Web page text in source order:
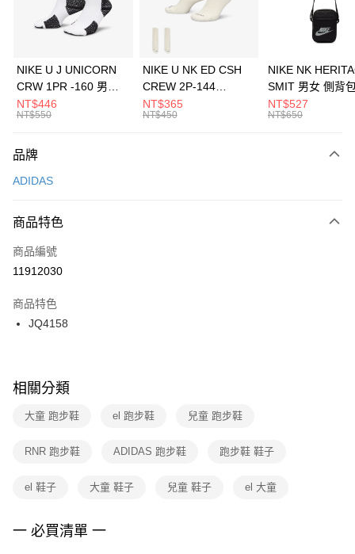
華南商業銀行
彰化商業銀行
上海商業儲蓄銀行
元大商業銀行
台灣樂天信用卡公司
Apple Pay
全盈+PAY
AFTEE先享後付
【關於「AFTEE先享後付」】
便利好安心！
３．安心：先確認商品／服務後，再付款。
【「AFTEE先享後付」結帳流程】
１．於結帳方式選擇「AFTEE先享後付」後，將跳轉至「AFTEE先享後付」
２．訂單成立數日內，您將收到繳費通知簡訊。
３．收到繳費通知簡訊後14天內，點擊此簡訊中的連結，可透過四大超商／
ATM／網路銀行／等多元方式進行付款，方視為交易完成。
※ 交易是否成功請以「AFTEE先享後付 」之結帳頁面顯示為準，若有關於
是否繳費成功／繳費後需取消欲退款等相關疑問，請聯繫「AFTEE先享後付
客戶支援中心」
https://netprotections.freshdesk.com/support/home
１．透過由恩沛科技股份有限公司提供之「AFTEE先享後付」服務完成之交
權轉讓予恩沛科技股份有限公司。
３．未成年的使用者請事先徵得法定代理人或監護人之同意方可使用
「AFTEE先享後付」，若未經同意申辦者引起之損失，本公司不負相關責
運送方式
每筆NT$100，滿NT$1,500(含以上)免運費
宅配
每筆NT$100，滿NT$1,500(含以上)免運費
付款後門市自取
每筆NT$100，滿NT$1,500(含以上)免運費
NIKE U J UNICORN
CRW 1PR -160 男女
中統襪 FZ3393100
NT$446
NT$550
NIKE U NK ED CSH
CREW 2P-144
EMBRDY 男女 短統襪
FZ3073133
NT$365
NT$450
NIKE NK
SMIT 男女 側背
BA5871010
NT$527
NT$650
品牌
ADIDAS
商品特色
商品編號
11912030
商品特色
JQ4158
相關分類
大童 跑步鞋 el 跑步鞋 兒童 跑步鞋
RNR 跑步鞋 ADIDAS 跑步鞋 跑步鞋 鞋子
el 鞋子 大童 鞋子 兒童 鞋子 el 大童
一 必買清單 一